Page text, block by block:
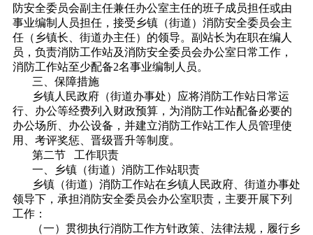
防安全委员会副主任兼任办公室主任的班子成员担任或由
事业编制人员担任，接受乡镇（街道）消防安全委员会主
任（乡镇长、街道办主任）的领导。副站长为在职在编人
员，负责消防工作站及消防安全委员会办公室日常工作，
消防工作站至少配备2名事业编制人员。
三、保障措施
乡镇人民政府（街道办事处）应将消防工作站日常运
行、办公等经费列入财政预算，为消防工作站配备必要的
办公场所、办公设备，并建立消防工作站工作人员管理使
用、考评奖惩、晋级晋升等制度。
第二节 工作职责
一、乡镇（街道）消防工作站职责
乡镇（街道）消防工作站在乡镇人民政府、街道办事处
领导下，承担消防安全委员会办公室职责，主要开展下列
工作：
（一）贯彻执行消防工作方针政策、法律法规，履行乡